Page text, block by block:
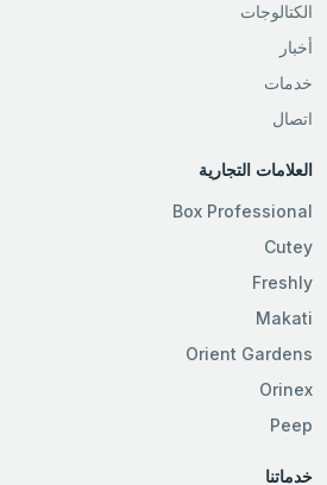
الكتالوجات
أخبار
خدمات
اتصال
العلامات التجارية
Box Professional
Cutey
Freshly
Makati
Orient Gardens
Orinex
Peep
خدماتنا